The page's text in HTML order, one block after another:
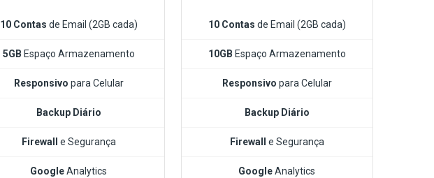
10 Contas de Email (2GB cada)
5GB Espaço Armazenamento
Responsivo para Celular
Backup Diário
Firewall e Segurança
GoogleAnalytics
10 Contas de Email (2GB cada)
10GB Espaço Armazenamento
Responsivo para Celular
Backup Diário
Firewall e Segurança
GoogleAnalytics